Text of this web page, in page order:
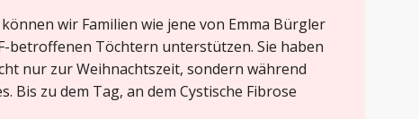
wir Familien wie jene von Emma Bürgler
betroffenen Töchtern unterstützen. Sie haben
nur zur Weihnachtszeit, sondern während
Bis zu dem Tag, an dem Cystische Fibrose